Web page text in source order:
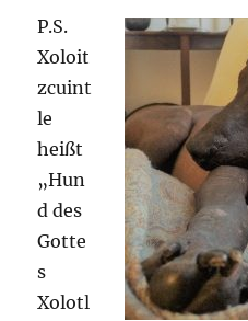
P.S.
Xoloit
zcuint
le
heißt
„Hun
d des
Gotte
s
Xolotl